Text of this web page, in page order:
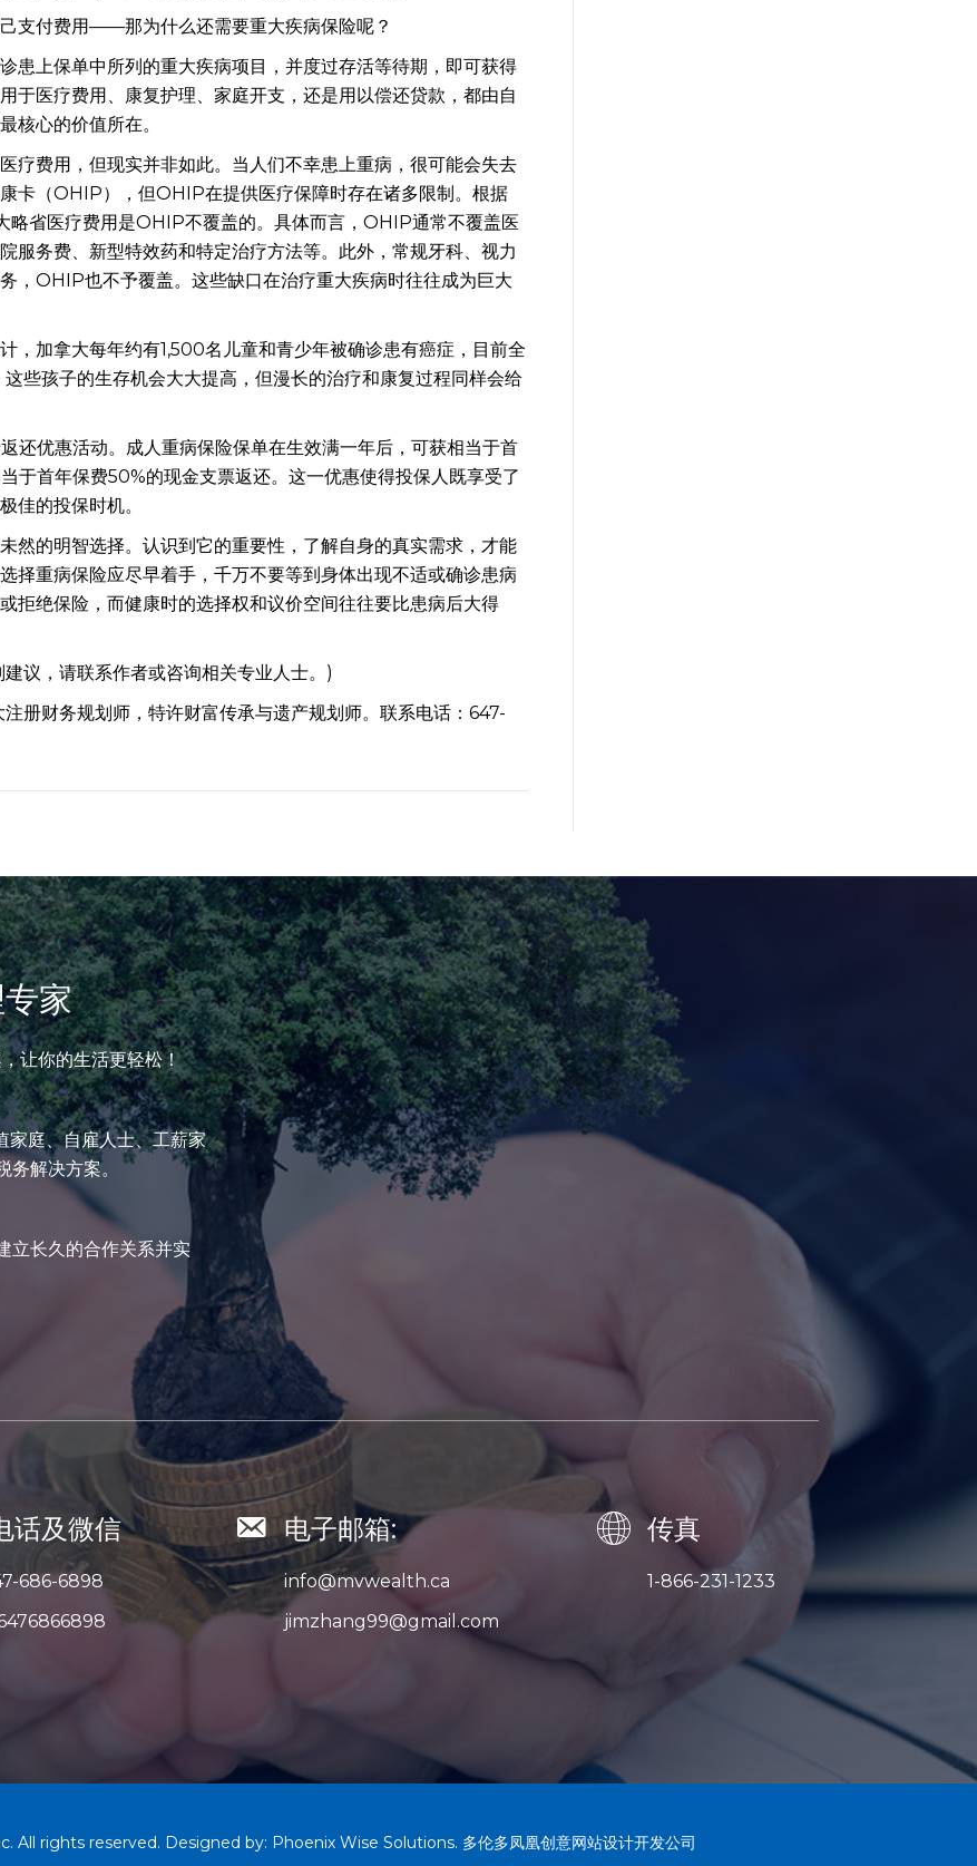
支付费用——那为什么还需要重大疾病保险呢？
患上保单中所列的重大疾病项目，并度过存活等待期，即可获得
于医疗费用、康复护理、家庭开支，还是用以偿还贷款，都由自
核心的价值所在。
疗费用，但现实并非如此。当人们不幸患上重病，很可能会失去
卡（OHIP），但OHIP在提供医疗保障时存在诸多限制。根据
省医疗费用是OHIP不覆盖的。具体而言，OHIP通常不覆盖医
服务费、新型特效药和特定治疗方法等。此外，常规牙科、视力
，OHIP也不予覆盖。这些缺口在治疗重大疾病时往往成为巨大
，加拿大每年约有1,500名儿童和青少年被确诊患有癌症，目前全
些孩子的生存机会大大提高，但漫长的治疗和康复过程同样会给
还优惠活动。成人重病保险保单在生效满一年后，可获相当于首
于首年保费50%的现金支票返还。这一优惠使得投保人既享受了
佳的投保时机。
然的明智选择。认识到它的重要性，了解自身的真实需求，才能
择重病保险应尽早着手，千万不要等到身体出现不适或确诊患病
拒绝保险，而健康时的选择权和议价空间往往要比患病后大得
议，请联系作者或咨询相关专业人士。)
册财务规划师，特许财富传承与遗产规划师。联系电话：647-
家
让你的生活更轻松！
家庭、自雇人士、工薪家
解决方案。
立长久的合作关系并实
话及微信
686-6898
电子邮箱:
info@mvwealth.ca
jimzhang99@gmail.com
传真
1-866-231-1233
All rights reserved. Designed by: Phoenix Wise Solutions. 多伦多凤凰创意网站设计开发公司